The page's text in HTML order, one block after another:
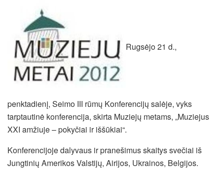
Rugsėjo 21 d.,
penktadienį, Seimo III rūmų Konferencijų salėje, vyks
tarptautinė konferencija, skirta Muziejų metams, „Muziejus
XXI amžiuje – pokyčiai ir iššūkiai“.
Konferencijoje dalyvaus ir pranešimus skaitys svečiai iš
Jungtinių Amerikos Valstijų, Airijos, Ukrainos, Belgijos.